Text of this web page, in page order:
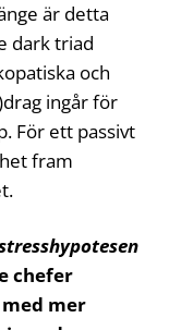
är detta
dark triad
och
ingår för
För ett passivt
fram
chefer
mer